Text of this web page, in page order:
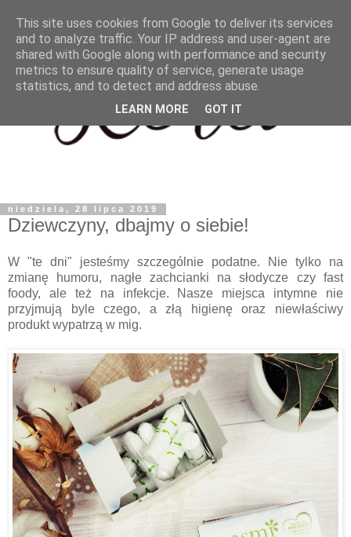
niedziela, 28 lipca 2019
Dziewczyny, dbajmy o siebie!
W "te dni" jesteśmy szczególnie podatne. Nie tylko na
zmianę humoru, nagłe zachcianki na słodycze czy fast
foody, ale też na infekcje. Nasze miejsca intymne nie
przyjmują byle czego, a złą higienę oraz niewłaściwy
produkt wypatrzą w mig.
This site uses cookies from Google to deliver its services
and to analyze traffic. Your IP address and user-agent are
shared with Google along with performance and security
metrics to ensure quality of service, generate usage
statistics, and to detect and address abuse.
LEARN MORE GOT IT